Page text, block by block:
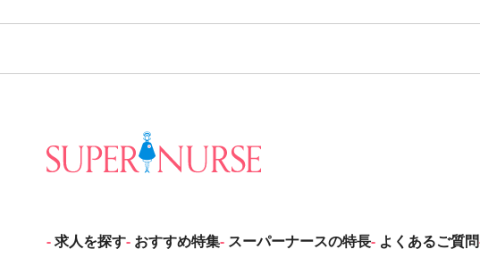
求人を探す おすすめ特集 スーパーナースの特長 よくあるご質問